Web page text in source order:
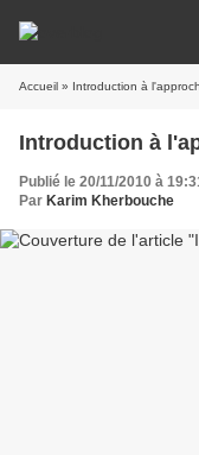
Accueil » Introduction à
Introduction à
Publié le 20/11/2010 à
Par Karim Kherbouche